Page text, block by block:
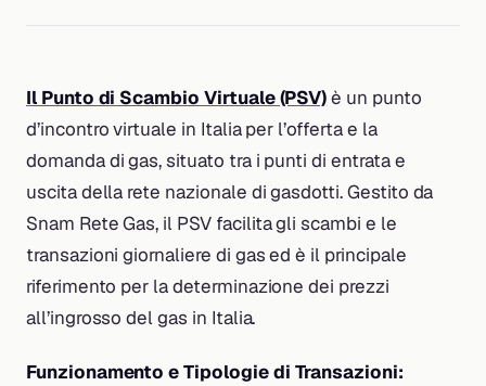
Il Punto di Scambio Virtuale (PSV)è un punto
d’incontro virtuale in Italia per l’offerta e la
domanda di gas, situato tra i punti di entrata e
uscita della rete nazionale di gasdotti. Gestito da
Snam Rete Gas, il PSV facilita gli scambi e le
transazioni giornaliere di gas ed è il principale
riferimento per la determinazione dei prezzi
all’ingrosso del gas in Italia.
Funzionamento e Tipologie di Transazioni: